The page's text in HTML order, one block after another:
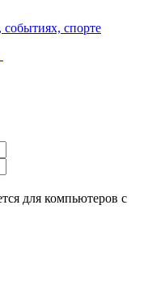
спорте
для компьютеров с